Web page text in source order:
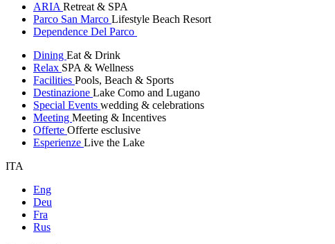
ARIA Retreat & SPA
Parco San Marco Lifestyle Beach Resort
Dependence Del Parco
Dining Eat & Drink
Relax SPA & Wellness
Facilities Pools, Beach & Sports
Destinazione Lake Como and Lugano
Special Events wedding & celebrations
Meeting Meeting & Incentives
Offerte Offerte esclusive
Esperienze Live the Lake
ITA
Eng
Deu
Fra
Rus